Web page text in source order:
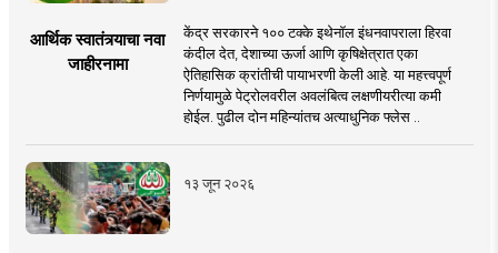
आर्थिक स्वातंत्र्याचा नवा
जाहीरनामा
केंद्र सरकारने १०० टक्के इथेनॉल इंधनवापराला हिरवा
कंदील देत, देशाच्या ऊर्जा आणि कृषिक्षेत्रात एका
ऐतिहासिक क्रांतीची पायाभरणी केली आहे. या महत्त्वपूर्ण
निर्णयामुळे पेट्रोलवरील अवलंबित्व लक्षणीयरीत्या कमी
होईल. पुढील दोन महिन्यांतच अत्याधुनिक फ्लेस ..
१३ जून २०२६